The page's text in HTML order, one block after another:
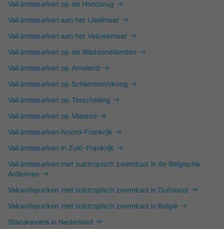
Vakantieparken op de Hondsrug
Vakantieparken aan het IJselmeer
Vakantieparken aan het Veluwemeer
Vakantieparken op de Waddeneilanden
Vakantieparken op Ameland
Vakantieparken op Schiermonnikoog
Vakantieparken op Terschelling
Vakantieparken op Vlieland
Vakantieparken Noord-Frankrijk
Vakantieparken in Zuid-Frankrijk
Vakantieparken met subtropisch zwembad in de Belgische
Ardennen
Vakantieparken met subtropisch zwembad in Duitsland
Vakantieparken met subtropisch zwembad in België
Stacaravans in Nederland